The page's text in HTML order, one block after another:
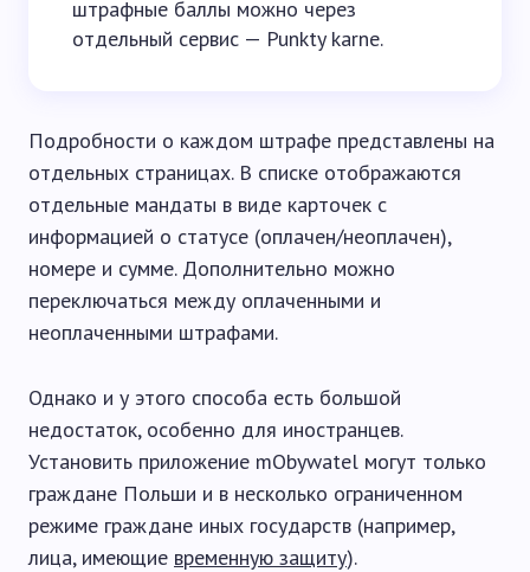
штрафные баллы можно через
отдельный сервис — Punkty karne.
Подробности о каждом штрафе представлены на
отдельных страницах. В списке отображаются
отдельные мандаты в виде карточек с
информацией о статусе (оплачен/неоплачен),
номере и сумме. Дополнительно можно
переключаться между оплаченными и
неоплаченными штрафами.
Однако и у этого способа есть большой
недостаток, особенно для иностранцев.
Установить приложение mObywatel могут только
граждане Польши и в несколько ограниченном
режиме граждане иных государств (например,
лица, имеющие временную защиту).